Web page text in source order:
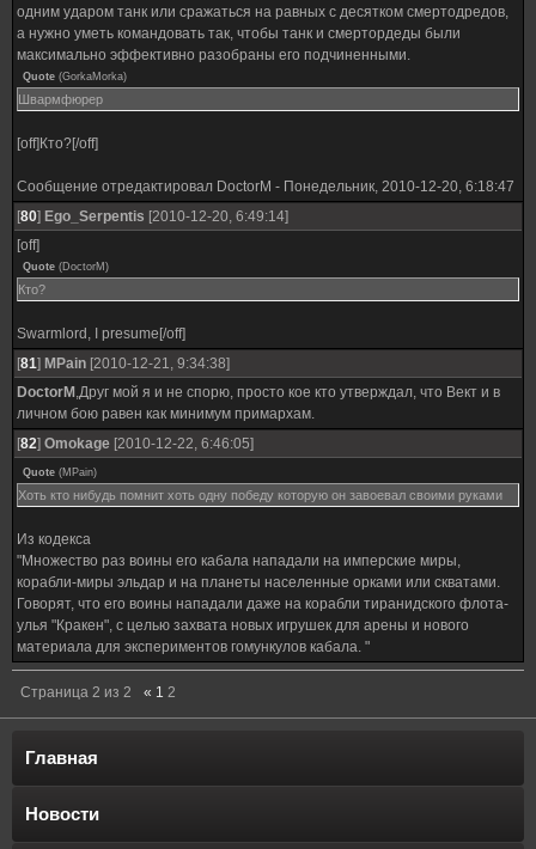
одним ударом танк или сражаться на равных с десятком смертодредов,
а нужно уметь командовать так, чтобы танк и смертордеды были
максимально эффективно разобраны его подчиненными.
Quote (GorkaMorka)
Швармфюрер
[off]Кто?[/off]
Сообщение отредактировал DoctorM - Понедельник, 2010-12-20, 6:18:47
[80] Ego_Serpentis [2010-12-20, 6:49:14]
[off]
Quote (DoctorM )
Кто?
Swarmlord, I presume[/off]
[81] MPain [2010-12-21, 9:34:38]
DoctorM ,Друг мой я и не спорю, просто кое кто утверждал, что Вект и в
личном бою равен как минимум примархам.
[82] Omokage [2010-12-22, 6:46:05]
Quote (MPain)
Хоть кто нибудь помнит хоть одну победу которую он завоевал своими руками
Из кодекса
"Множество раз воины его кабала нападали на имперские миры,
корабли-миры эльдар и на планеты населенные орками или скватами.
Говорят, что его воины нападали даже на корабли тиранидского флота-
улья "Кракен", с целью захвата новых игрушек для арены и нового
материала для экспериментов гомункулов кабала. "
Страница 2 из 2 « 1 2
Главная
Новости